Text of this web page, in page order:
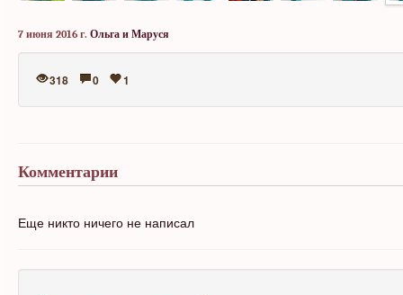
7 июня 2016 г. Ольга и Маруся
318 0 1
Комментарии
Еще никто ничего не написал